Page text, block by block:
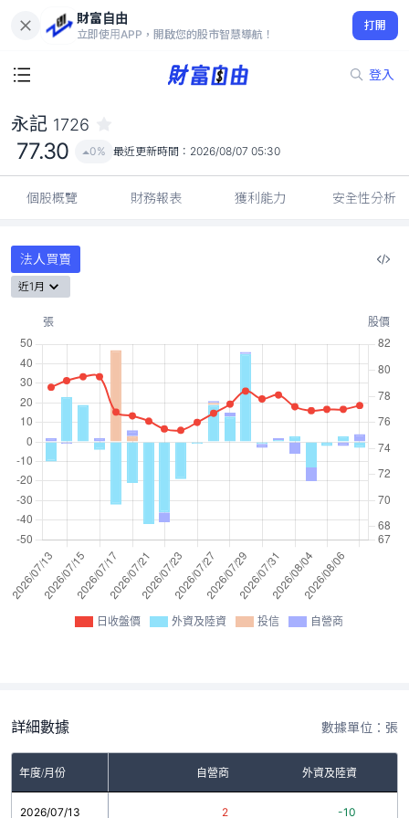
財富自由
立即使用APP，開啟您的股市智慧導航！
打開
登入
77.30
0%
永記 1726
77.30 0% 最近更新時間： 2026/08/07 05:30
個股概覽 財務報表 獲利能力 安全性分析
法人買賣
近1月
日收盤價 外資及陸資 投信 自營商
詳細數據 數據單位：張
年度/月份 自營商 外資及陸資
2026/07/13 2 -10